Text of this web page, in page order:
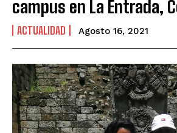
campus en La Entrada,
ACTUALIDAD Agosto 16, 2021